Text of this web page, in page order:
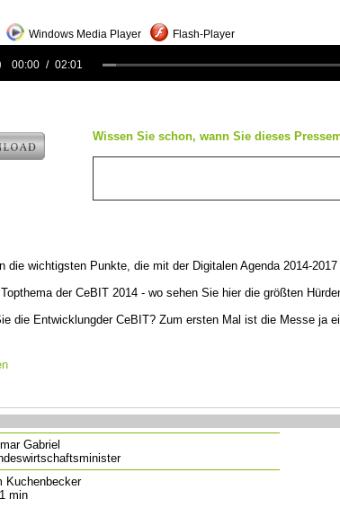
Windows Media Player Flash-Player
00:00 02:01
Wissen Sie schon, wann Sie dieses
die wichtigsten Punkte, die mit der Digitalen Agenda 2014-
der CeBIT 2014 - wo sehen Sie hier die größten
die Entwicklungder CeBIT? Zum ersten Mal ist die Messe ja
Gabriel
Kuchenbecker
min